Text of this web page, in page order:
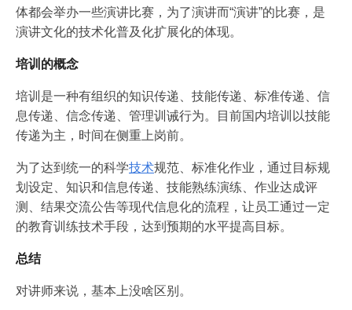
体都会举办一些演讲比赛，为了演讲而“演讲”的比赛，是
演讲文化的技术化普及化扩展化的体现。
培训的概念
培训是一种有组织的知识传递、技能传递、标准传递、信
息传递、信念传递、管理训诫行为。目前国内培训以技能
传递为主，时间在侧重上岗前。
为了达到统一的科学技术规范、标准化作业，通过目标规
划设定、知识和信息传递、技能熟练演练、作业达成评
测、结果交流公告等现代信息化的流程，让员工通过一定
的教育训练技术手段，达到预期的水平提高目标。
总结
对讲师来说，基本上没啥区别。